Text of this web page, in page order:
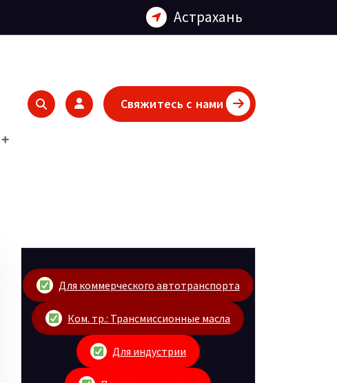
Астрахань
Свяжитесь с нами
Для коммерческого автотранспорта
Ком. тр.: Трансмиссионные масла
Для индустрии